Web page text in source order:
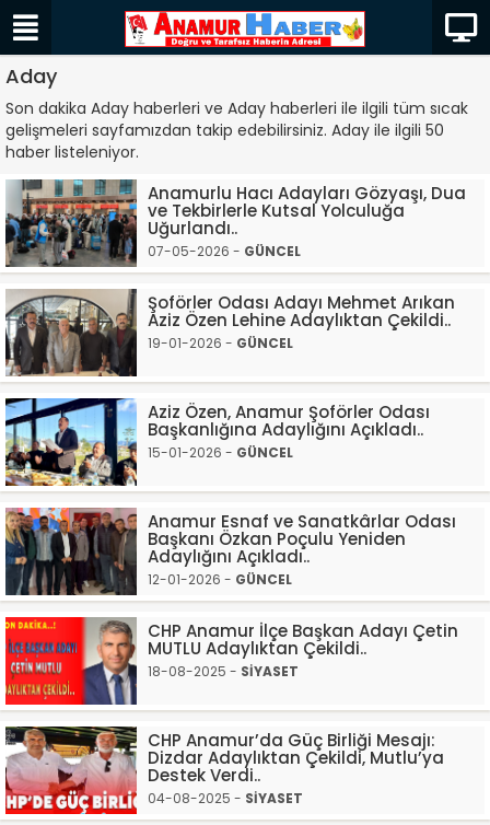
Aday
Son dakika Aday haberleri ve Aday haberleri ile ilgili tüm sıcak
gelişmeleri sayfamızdan takip edebilirsiniz. Aday ile ilgili 50
haber listeleniyor.
Anamurlu Hacı Adayları Gözyaşı, Dua
ve Tekbirlerle Kutsal Yolculuğa
Uğurlandı..
07-05-2026 - GÜNCEL
Şoförler Odası Adayı Mehmet Arıkan
Aziz Özen Lehine Adaylıktan Çekildi..
19-01-2026 - GÜNCEL
Aziz Özen, Anamur Şoförler Odası
Başkanlığına Adaylığını Açıkladı..
15-01-2026 - GÜNCEL
Anamur Esnaf ve Sanatkârlar Odası
Başkanı Özkan Poçulu Yeniden
Adaylığını Açıkladı..
12-01-2026 - GÜNCEL
CHP Anamur İlçe Başkan Adayı Çetin
MUTLU Adaylıktan Çekildi..
18-08-2025 - SİYASET
CHP Anamur’da Güç Birliği Mesajı:
Dizdar Adaylıktan Çekildi, Mutlu’ya
Destek Verdi..
04-08-2025 - SİYASET